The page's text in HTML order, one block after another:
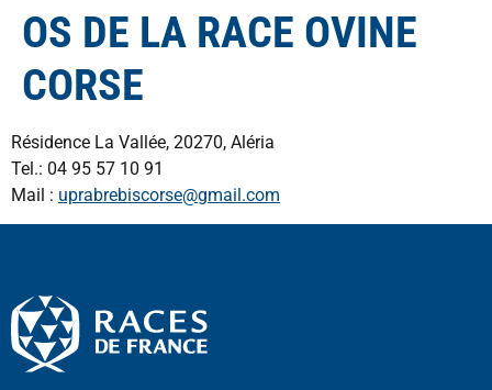
OS DE LA RACE OVINE
CORSE
Résidence La Vallée, 20270, Aléria
Tel.: 04 95 57 10 91
Mail : uprabrebiscorse@gmail.com